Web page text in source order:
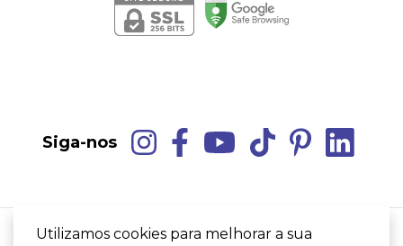
Siga-nos
Utilizamos cookies para melhorar a sua